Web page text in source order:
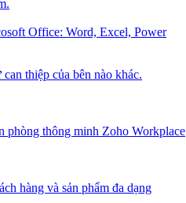
Office: Word, Excel, Power
thiệp của bên nào khác.
phòng thông minh Zoho Workplace
hàng và sản phẩm đa dạng